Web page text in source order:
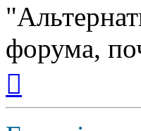
форума,
началу